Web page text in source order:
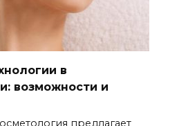
в
возможности и
предлагает